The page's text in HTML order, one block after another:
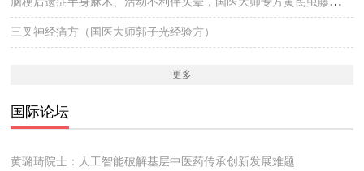
三叉神经痛方（国医大师郭子光经验方）
更多
国际论坛
黄璐琦院士：人工智能破解基层中医药传承创新发展难题